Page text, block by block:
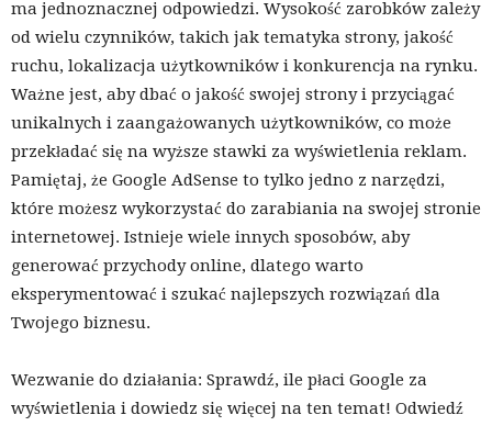
ma jednoznacznej odpowiedzi. Wysokość zarobków zależy
od wielu czynników, takich jak tematyka strony, jakość
ruchu, lokalizacja użytkowników i konkurencja na rynku.
Ważne jest, aby dbać o jakość swojej strony i przyciągać
unikalnych i zaangażowanych użytkowników, co może
przekładać się na wyższe stawki za wyświetlenia reklam.
Pamiętaj, że Google AdSense to tylko jedno z narzędzi,
które możesz wykorzystać do zarabiania na swojej stronie
internetowej. Istnieje wiele innych sposobów, aby
generować przychody online, dlatego warto
eksperymentować i szukać najlepszych rozwiązań dla
Twojego biznesu.
Wezwanie do działania: Sprawdź, ile płaci Google za
wyświetlenia i dowiedz się więcej na ten temat! Odwiedź